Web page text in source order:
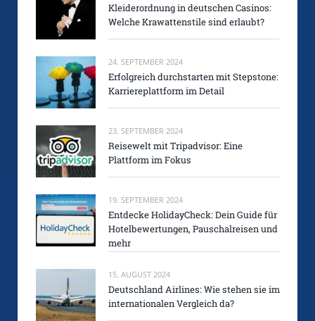
Kleiderordnung in deutschen Casinos:
Welche Krawattenstile sind erlaubt?
24. SEPTEMBER 2024
Erfolgreich durchstarten mit Stepstone:
Karriereplattform im Detail
23. SEPTEMBER 2024
Reisewelt mit Tripadvisor: Eine
Plattform im Fokus
19. SEPTEMBER 2024
Entdecke HolidayCheck: Dein Guide für
Hotelbewertungen, Pauschalreisen und
mehr
15. AUGUST 2024
Deutschland Airlines: Wie stehen sie im
internationalen Vergleich da?